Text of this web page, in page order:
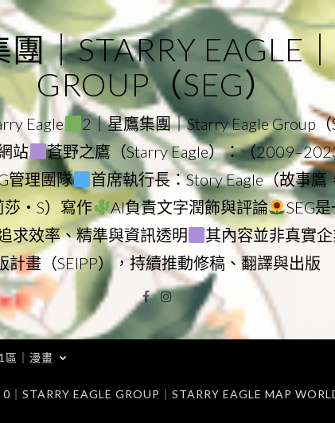
｜STARRY EAGLE
GROUP（SEG）
Eagle 2｜星鷹集團｜Starry Eagle Group（
站
蒼野之鷹（Starry Eagle）：（
管理團隊 首席執行長：Story Eagle（故事鷹
・S）寫作 AI負責文字潤飾與評論
SEG
求效率、精準與資訊透明 其內容並非真實
計畫（SEIPP），持續推動修稿、翻譯與出版
Facebook
Instagram
區｜漫畫
STARRY EAGLE GROUP｜STARRY EAGLE MAP